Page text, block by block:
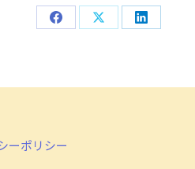
Share Share Share
ーポリシー